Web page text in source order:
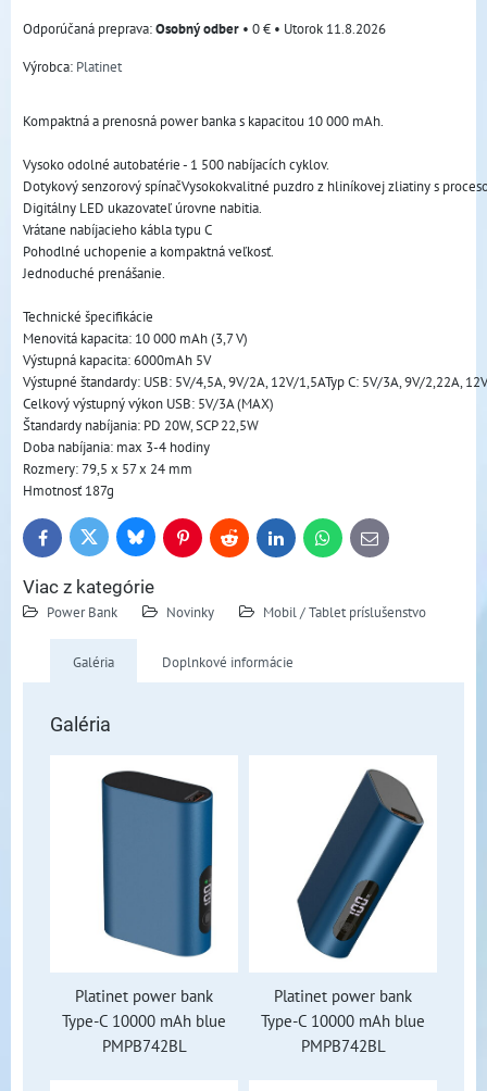
Osobný odber • 0 € • Utorok 11.8.2026
Výrobca: Platinet
Kompaktná a prenosná power banka s kapacitou 10 000 mAh.
Vysoko odolné autobatérie - 1 500 nabíjacích cyklov.
Dotykový senzorový spínačVysokokvalitné puzdro z hliníkovej zliatiny s
Digitálny LED ukazovateľ úrovne nabitia.
Vrátane nabíjacieho kábla typu C
Pohodlné uchopenie a kompaktná veľkosť.
Jednoduché prenášanie.
Technické špecifikácie
Menovitá kapacita: 10 000 mAh (3,7 V)
Výstupná kapacita: 6000mAh 5V
Výstupné štandardy: USB: 5V/4,5A, 9V/2A, 12V/1,5ATyp C: 5V/3A, 9V/2,22A,
Celkový výstupný výkon USB: 5V/3A (MAX)
Štandardy nabíjania: PD 20W, SCP 22,5W
Doba nabíjania: max 3-4 hodiny
Rozmery: 79,5 x 57 x 24 mm
Hmotnosť 187g
FacebookTwitter BlueskyPinterestReddit LinkedInWhatsApp
E-
mail
Viac z kategórie
Power Bank Novinky Mobil / Tablet príslušenstvo
Galéria Doplnkové informácie
Galéria
Platinet power bank
Type-C 10000 mAh blue
PMPB742BL
Platinet power bank
Type-C 10000 mAh blue
PMPB742BL